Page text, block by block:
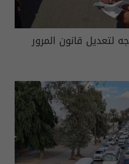
لتعديل قانون المرور